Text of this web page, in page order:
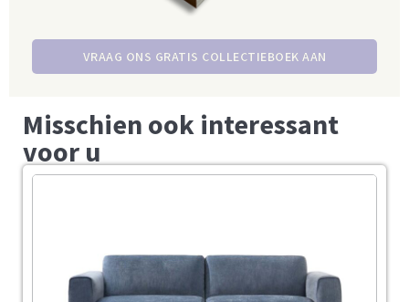
VRAAG ONS GRATIS COLLECTIEBOEK AAN
Misschien ook interessant
voor u